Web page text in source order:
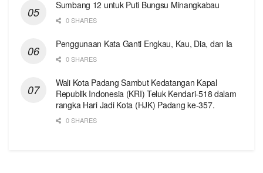
Sumbang 12 untuk Puti Bungsu Minangkabau
0 SHARES
Penggunaan Kata Ganti Engkau, Kau, Dia, dan Ia
0 SHARES
Wali Kota Padang Sambut Kedatangan Kapal
Republik Indonesia (KRI) Teluk Kendari-518 dalam
rangka Hari Jadi Kota (HJK) Padang ke-357.
0 SHARES